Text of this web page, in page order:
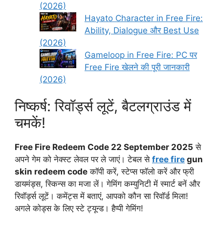
(2026)
Hayato Character in Free Fire:
Ability, Dialogue और Best Use
(2026)
Gameloop in Free Fire: PC पर
Free Fire खेलने की पूरी जानकारी
(2026)
निष्कर्ष: रिवॉर्ड्स लूटें, बैटलग्राउंड में
चमकें!
Free Fire Redeem Code 22 September 2025 से
अपने गेम को नेक्स्ट लेवल पर ले जाएं। टेबल से free fire gun
skin redeem code कॉपी करें, स्टेप्स फॉलो करें और फ्री
डायमंड्स, स्किन्स का मजा लें। गेमिंग कम्युनिटी में स्मार्ट बनें और
रिवॉर्ड्स लूटें। कमेंट्स में बताएं, आपको कौन सा रिवॉर्ड मिला!
अगले कोड्स के लिए स्टे ट्यून्ड। हैप्पी गेमिंग!